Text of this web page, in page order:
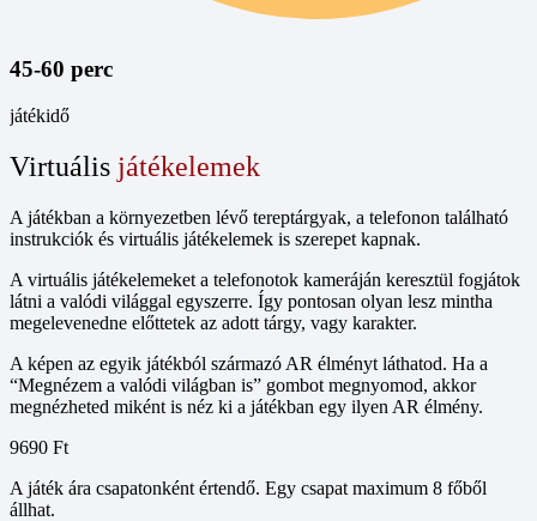
45-60 perc
játékidő
Virtuális játékelemek
A játékban a környezetben lévő tereptárgyak, a telefonon található
instrukciók és virtuális játékelemek is szerepet kapnak.
A virtuális játékelemeket a telefonotok kameráján keresztül fogjátok
látni a valódi világgal egyszerre. Így pontosan olyan lesz mintha
megelevenedne előttetek az adott tárgy, vagy karakter.
A képen az egyik játékból származó AR élményt láthatod. Ha a
“Megnézem a valódi világban is” gombot megnyomod, akkor
megnézheted miként is néz ki a játékban egy ilyen AR élmény.
9690 Ft
A játék ára csapatonként értendő. Egy csapat maximum 8 főből
állhat.